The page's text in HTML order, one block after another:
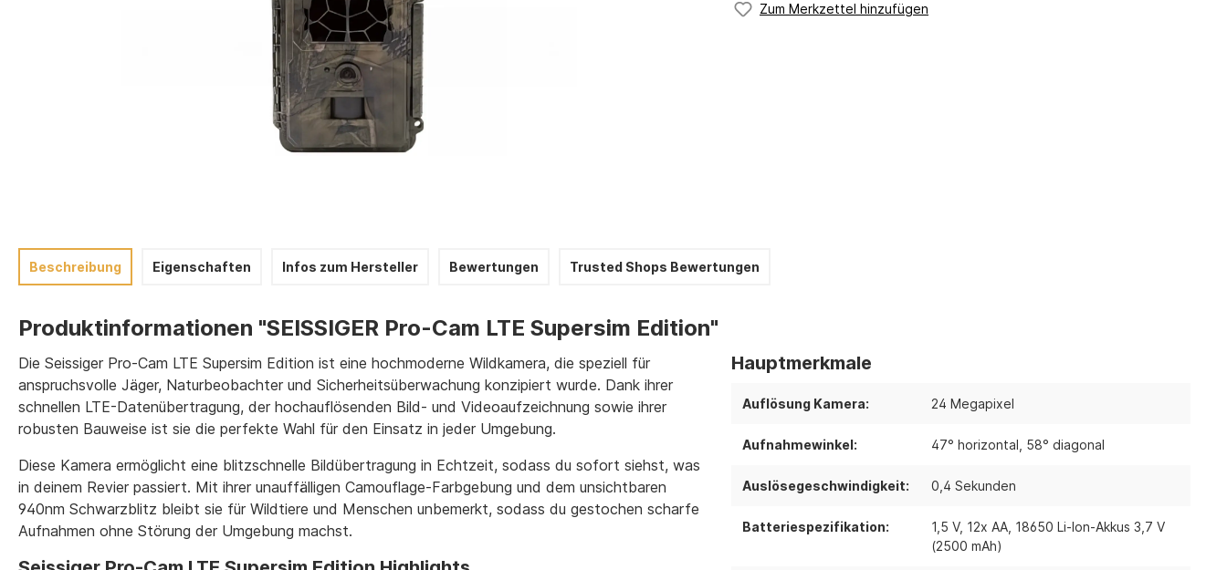
Zum Merkzettel hinzufügen
Beschreibung Eigenschaften Infos zum Hersteller Bewertungen Trusted Shops Bewertungen
Produktinformationen "SEISSIGER Pro-Cam LTE Supersim Edition"
Die Seissiger Pro-Cam LTE Supersim Edition ist eine hochmoderne Wildkamera, die speziell für
anspruchsvolle Jäger, Naturbeobachter und Sicherheitsüberwachung konzipiert wurde. Dank ihrer
schnellen LTE-Datenübertragung, der hochauflösenden Bild- und Videoaufzeichnung sowie ihrer
robusten Bauweise ist sie die perfekte Wahl für den Einsatz in jeder Umgebung.
Diese Kamera ermöglicht eine blitzschnelle Bildübertragung in Echtzeit, sodass du sofort siehst, was
in deinem Revier passiert. Mit ihrer unauffälligen Camouflage-Farbgebung und dem unsichtbaren
940nm Schwarzblitz bleibt sie für Wildtiere und Menschen unbemerkt, sodass du gestochen scharfe
Aufnahmen ohne Störung der Umgebung machst.
Hauptmerkmale
Auflösung Kamera: 24 Megapixel
Aufnahmewinkel: 47° horizontal , 58° diagonal
Auslösegeschwindigkeit: 0,4 Sekunden
Batteriespezifikation: 1,5 V, 12x AA, 18650 Li-Ion-Akkus 3,7 V
(2500 mAh)